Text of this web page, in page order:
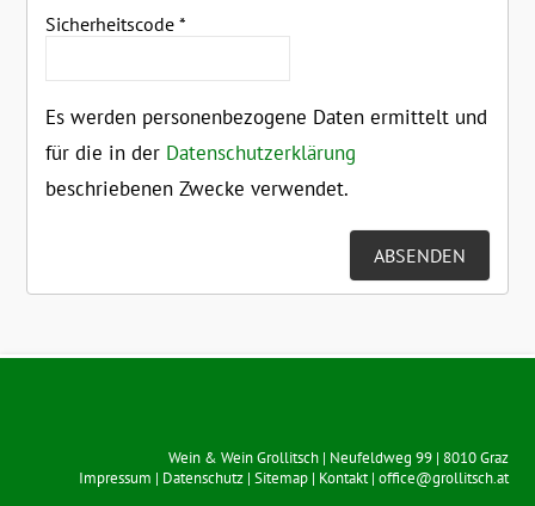
Sicherheitscode*
Es werden personenbezogene Daten ermittelt und
für die in der Datenschutzerklärung
beschriebenen Zwecke verwendet.
Wein & Wein Grollitsch| Neufeldweg 99| 8010 Graz
Impressum | Datenschutz| Sitemap| Kontakt| office@grollitsch.at